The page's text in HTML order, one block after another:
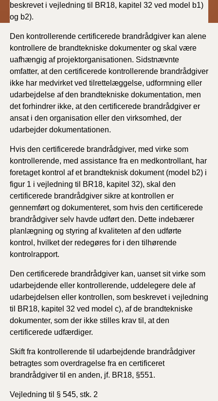
beskrevet i vejledning til BR18, kapitel 32 ved model b1)
og b2).
Den kontrollerende certificerede brandrådgiver kan alene
kontrollere de brandtekniske dokumenter og skal være
uafhængig af projektorganisationen. Sidstnævnte
omfatter, at den certificerede kontrollerende brandrådgiver
ikke har medvirket ved tilrettelæggelse, udformning eller
udarbejdelse af den brandtekniske dokumentation, men
det forhindrer ikke, at den certificerede brandrådgiver er
ansat i den organisation eller den virksomhed, der
udarbejder dokumentationen.
Hvis den certificerede brandrådgiver, med virke som
kontrollerende, med assistance fra en medkontrollant, har
foretaget kontrol af et brandteknisk dokument (model b2) i
figur 1 i vejledning til BR18, kapitel 32), skal den
certificerede brandrådgiver sikre at kontrollen er
gennemført og dokumenteret, som hvis den certificerede
brandrådgiver selv havde udført den. Dette indebærer
planlægning og styring af kvaliteten af den udførte
kontrol, hvilket der redegøres for i den tilhørende
kontrolrapport.
Den certificerede brandrådgiver kan, uanset sit virke som
udarbejdende eller kontrollerende, uddelegere dele af
udarbejdelsen eller kontrollen, som beskrevet i vejledning
til BR18, kapitel 32 ved model c), af de brandtekniske
dokumenter, som der ikke stilles krav til, at den
certificerede udfærdiger.
Skift fra kontrollerende til udarbejdende brandrådgiver
betragtes som overdragelse fra en certificeret
brandrådgiver til en anden, jf. BR18, §551.
Vejledning til § 545, stk. 2